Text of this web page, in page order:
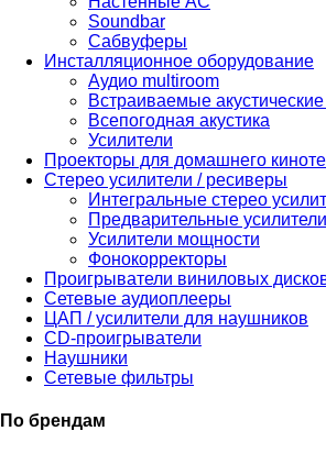
Soundbar
Сабвуферы
Инсталляционное оборудование
Аудио multiroom
Встраиваемые
Всепогодная акустика
Усилители
Проекторы для домашнего
Стерео усилители / ресиверы
Интегральные стерео
Предварительные усилители
Усилители мощности
Фонокорректоры
Проигрыватели виниловых
Сетевые аудиоплееры
ЦАП / усилители для наушников
CD-проигрыватели
Наушники
Сетевые фильтры
По брендам